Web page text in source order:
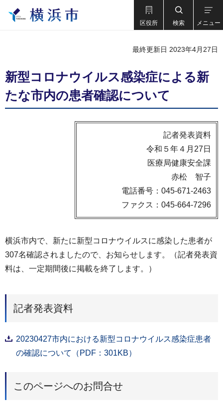
区役所 検索 メニュー
最終更新日 2023年4月27日
新型コロナウイルス感染症による新
たな市内の患者確認について
記者発表資料
令和５年４月27日
医療局健康安全課
赤松 智子
電話番号：045-671-2463
ファクス：045-664-7296
横浜市内で、新たに新型コロナウイルスに感染した患者が
307名確認されましたので、お知らせします。（記者発表資
料は、一定期間後に掲載を終了します。）
記者発表資料
20230427市内における新型コロナウイルス感染症患者
の確認について（PDF：301KB）
このページへのお問合せ